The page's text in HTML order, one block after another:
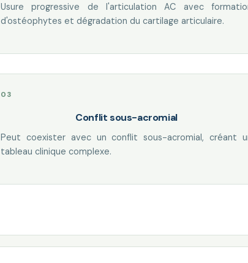
Usure progressive de l'articulation AC avec
d'ostéophytes et dégradation du cartilage articulaire.
Conflit sous-acromial
Peut coexister avec un conflit sous-acromial, créant
tableau clinique complexe.